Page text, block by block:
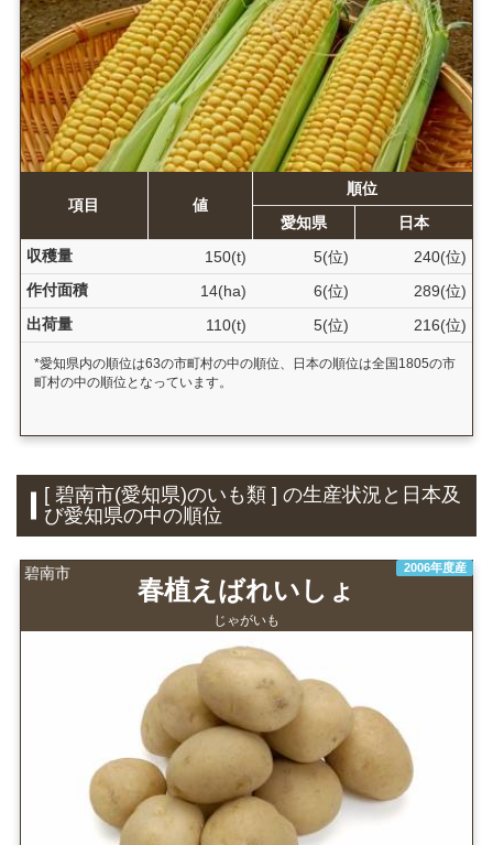
項目 値
順位
愛知県
日本
収穫量
150(t) 5(位)
240(位)
作付面積
14(ha) 6(位)
289(位)
出荷量
110(t) 5(位) 216(位)
*愛知県内の順位は63の市町村の中の順位、日本の順位は全国1805の市
町村の中の順位となっています。
[ 碧南市(愛知県)のいも類 ] の生産状況と日本及
び愛知県の中の順位
碧南市 2006年度産
春植えばれいしょ
じゃがいも